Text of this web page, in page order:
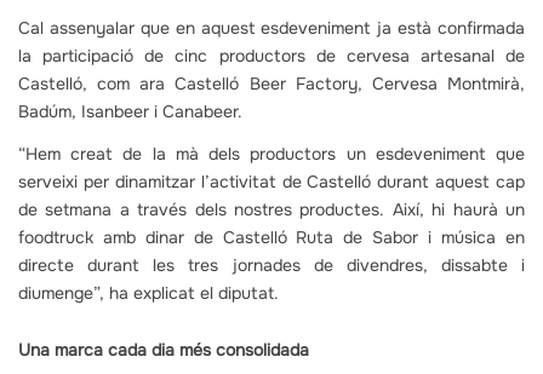
Cal assenyalar que en aquest esdeveniment ja està confirmada
la participació de cinc productors de cervesa artesanal de
Castelló, com ara Castelló Beer Factory, Cervesa Montmirà,
Badúm, Isanbeer i Canabeer.
“Hem creat de la mà dels productors un esdeveniment que
serveixi per dinamitzar l’activitat de Castelló durant aquest cap
de setmana a través dels nostres productes. Així, hi haurà un
foodtruck amb dinar de Castelló Ruta de Sabor i música en
directe durant les tres jornades de divendres, dissabte i
diumenge”, ha explicat el diputat.
Una marca cada dia més consolidada